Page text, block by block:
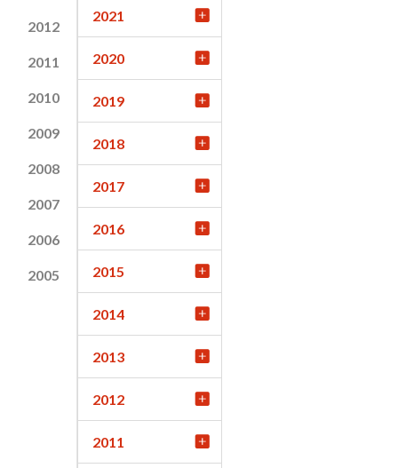
2012
2011
2010
2009
2008
2007
2006
2005
2021
2020
2019
2018
2017
2016
2015
2014
2013
2012
2011